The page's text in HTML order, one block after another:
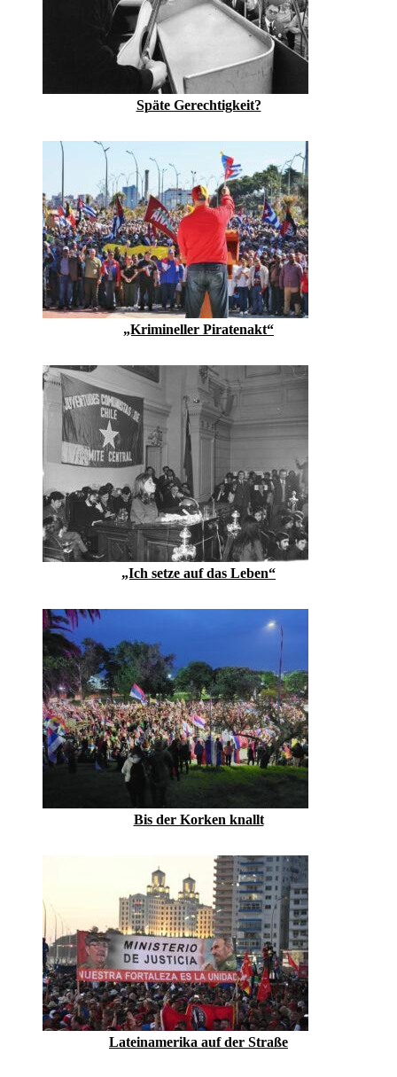
Späte Gerechtigkeit?
„Krimineller Piratenakt“
„Ich setze auf das Leben“
Bis der Korken knallt
Lateinamerika auf der Straße